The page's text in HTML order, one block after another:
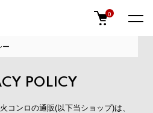
0
ー
POLICY
ンロの通販(以下当ショップ)は、